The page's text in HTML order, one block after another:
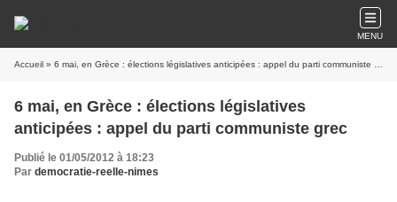
MENU
Accueil » 6 mai, en Grèce : élections législatives anticipées : appel du parti communiste grec
6 mai, en Grèce : élections législatives
anticipées : appel du parti communiste grec
Publié le 01/05/2012 à 18:23
Par democratie-reelle-nimes